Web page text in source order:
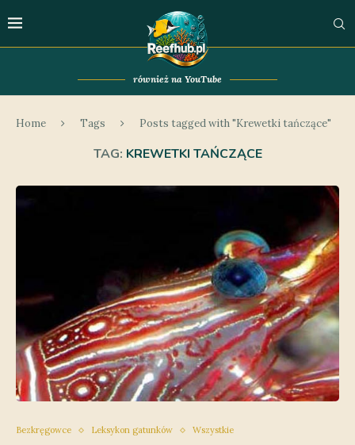
również na YouTube
Home Tags Posts tagged with "Krewetki tańczące"
TAG: KREWETKI TAŃCZĄCE
Bezkręgowce Leksykon gatunków Wszystkie